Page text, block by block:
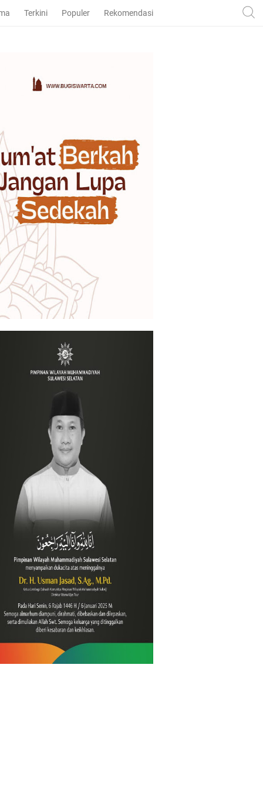
Terkini Populer Rekomendasi